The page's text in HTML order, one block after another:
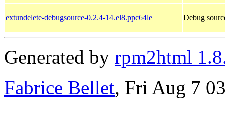
extundelete-debugsource-0.2.4-14.el8.ppc64le Debug
Generated by rpm2html
Fabrice Bellet, Fri Aug 7